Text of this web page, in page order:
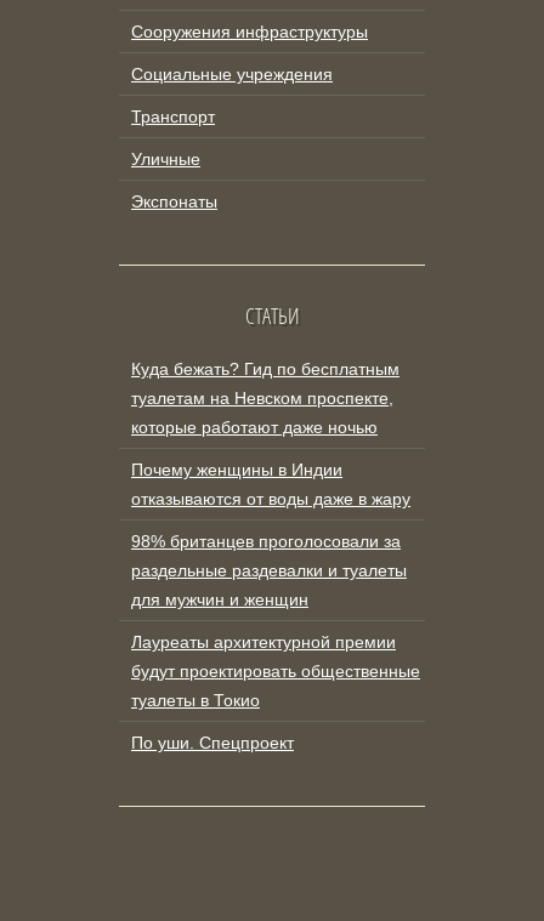
Сооружения инфраструктуры
Социальные учреждения
Транспорт
Уличные
Экспонаты
СТАТЬИ
Куда бежать? Гид по бесплатным
туалетам на Невском проспекте,
которые работают даже ночью
Почему женщины в Индии
отказываются от воды даже в жару
98% британцев проголосовали за
раздельные раздевалки и туалеты
для мужчин и женщин
Лауреаты архитектурной премии
будут проектировать общественные
туалеты в Токио
По уши. Спецпроект